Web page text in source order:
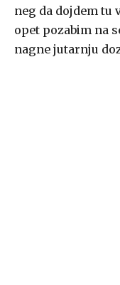
neg da dojdem tu
opet pozabim na
nagne jutarnju